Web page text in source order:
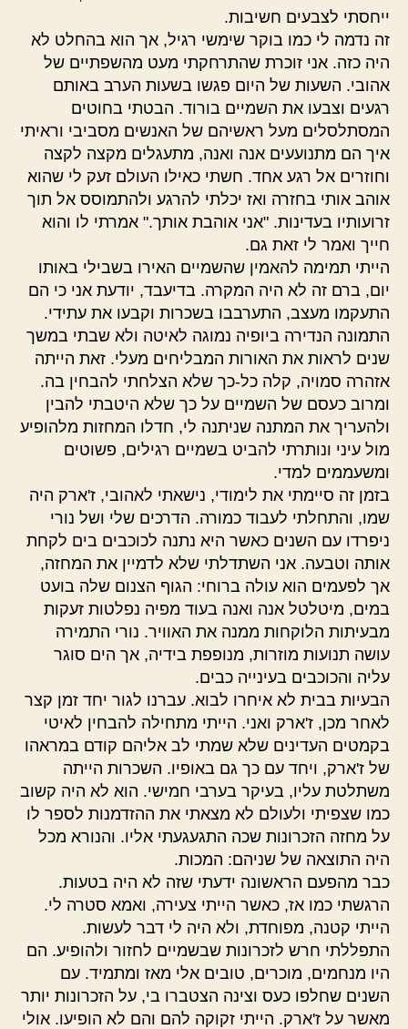
ייחסתי לצבעים חשיבות.
זה נדמה לי כמו בוקר שימשי רגיל, אך הוא בהחלט לא
היה כזה. אני זוכרת שהתרחקתי מעט מהשפתיים של
אהובי. השעות של היום פגשו בשעות הערב באותם
רגעים וצבעו את השמיים בורוד. הבטתי בחוטים
המסתלסלים מעל ראשיהם של האנשים מסביבי וראיתי
איך הם מתנועעים אנה ואנה, מתעגלים מקצה לקצה
וחוזרים אל רגע אחד. חשתי כאילו העולם זעק לי שהוא
אוהב אותי בחזרה ואז יכלתי להרגע ולהתמוסס אל תוך
זרועותיו בעדינות. "אני אוהבת אותך." אמרתי לו והוא
חייך ואמר לי זאת גם.
הייתי תמימה להאמין שהשמיים האירו בשבילי באותו
יום, ברם זה לא היה המקרה. בדיעבד, יודעת אני כי הם
התעקמו מעצב, התערבבו בשכרות וקבעו את עתידי.
התמונה הנדירה ביופיה נמוגה לאיטה ולא שבתי במשך
שנים לראות את האורות המבליחים מעלי. זאת הייתה
אזהרה סמויה, קלה כל-כך שלא הצלחתי להבחין בה.
ומרוב כעסם של השמיים על כך שלא היטבתי להבין
ולהעריך את המתנה שניתנה לי, חדלו המחזות מלהופיע
מול עיני ונותרתי להביט בשמיים רגילים, פשוטים
ומשעממים למדי.
בזמן זה סיימתי את לימודי, נישאתי לאהובי, ז'ארק היה
שמו, והתחלתי לעבוד כמורה. הדרכים שלי ושל נורי
ניפרדו עם השנים כאשר היא נתנה לכוכבים בים לקחת
אותה וטבעה. אני השתדלתי שלא לדמיין את המחזה,
אך לפעמים הוא עולה ברוחי: הגוף הצנום שלה בועט
במים, מיטלטל אנה ואנה בעוד מפיה נפלטות זעקות
מבעיתות הלוקחות ממנה את האוויר. נורי התמירה
עושה תנועות מוזרות, מנופפת בידיה, אך הים סוגר
עליה והכוכבים בעינייה כבים.
הבעיות בבית לא איחרו לבוא. עברנו לגור יחד זמן קצר
לאחר מכן, ז'ארק ואני. הייתי מתחילה להבחין לאיטי
בקמטים העדינים שלא שמתי לב אליהם קודם במראהו
של ז'ארק, ויחד עם כך גם באופיו. השכרות הייתה
משתלטת עליו, בעיקר בערבי חמישי. הוא לא היה קשוב
כמו שצפיתי ולעולם לא מצאתי את ההזדמנות לספר לו
על מחזה הזכרונות שכה התגעגעתי אליו. והנורא מכל
היה התוצאה של שניהם: המכות.
כבר מהפעם הראשונה ידעתי שזה לא היה בטעות.
הרגשתי כמו אז, כאשר הייתי צעירה, ואמא סטרה לי.
הייתי קטנה, מפוחדת, ולא היה לי דבר לעשות.
התפללתי חרש לזכרונות שבשמיים לחזור ולהופיע. הם
היו מנחמים, מוכרים, טובים אלי מאז ומתמיד. עם
השנים שחלפו כעס וצינה הצטברו בי, על הזכרונות יותר
מאשר על ז'ארק. הייתי זקוקה להם והם לא הופיעו. אולי